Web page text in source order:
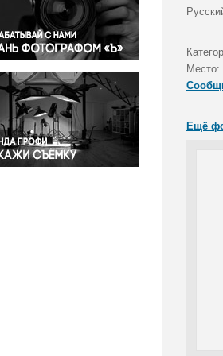
Правосудие
Происшествия и конфликты
Религия
Светская жизнь
Спорт
Экология
Экономика и бизнес
Место:
Ещё